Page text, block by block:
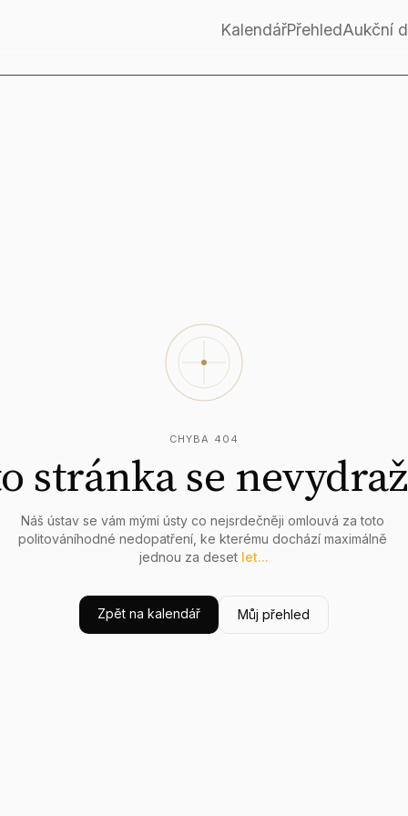
KalendářPřehledAukční
CHYBA 404
stránka se
Náš ústav se vám mými ústy co nejsrdečněji omlouvá za toto
politováníhodné nedopatření, ke kterému dochází maximálně
jednou za deset let...
Zpět na kalendář Můj přehled